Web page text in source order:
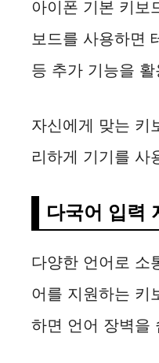
아이폰 기본 키보
보드를 사용하면
등 추가 기능을
자신에게 맞는 키
리하게 기기를 사
다국어 입력
다양한 언어로 소
어를 지원하는 키
하면 언어 장벽을